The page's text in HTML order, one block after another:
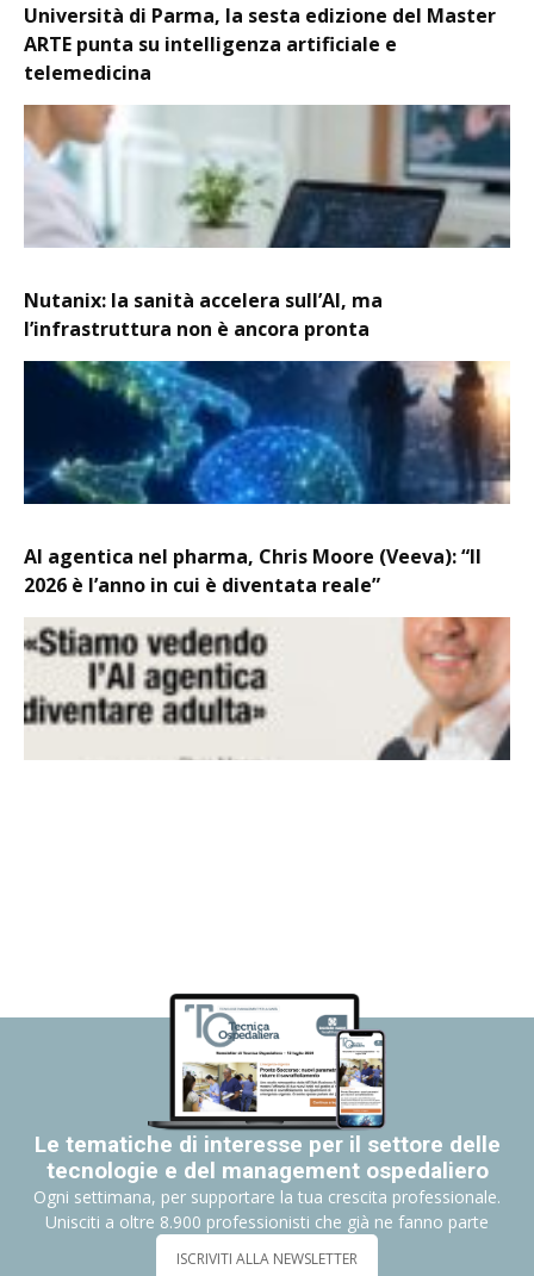
Università di Parma, la sesta edizione del Master
ARTE punta su intelligenza artificiale e
telemedicina
Nutanix: la sanità accelera sull’AI, ma
l’infrastruttura non è ancora pronta
AI agentica nel pharma, Chris Moore (Veeva): “Il
2026 è l’anno in cui è diventata reale”
Le tematiche di interesse per il settore delle
tecnologie e del management ospedaliero
Ogni settimana, per supportare la tua crescita professionale.
Unisciti a oltre 8.900 professionisti che già ne fanno parte
ISCRIVITI ALLA NEWSLETTER